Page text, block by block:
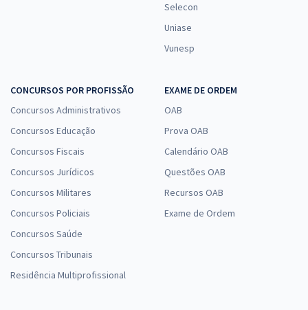
Selecon
Uniase
Vunesp
CONCURSOS POR PROFISSÃO
Concursos Administrativos
Concursos Educação
Concursos Fiscais
Concursos Jurídicos
Concursos Militares
Concursos Policiais
Concursos Saúde
Concursos Tribunais
Residência Multiprofissional
EXAME DE ORDEM
OAB
Prova OAB
Calendário OAB
Questões OAB
Recursos OAB
Exame de Ordem